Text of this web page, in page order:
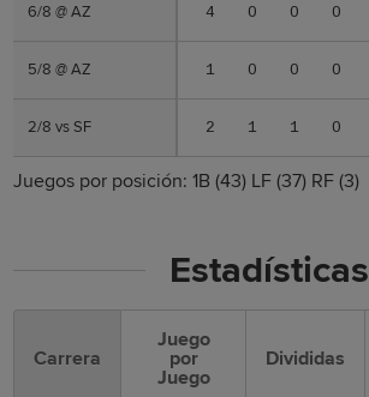
6/8 @ AZ 4 0 0 0
5/8 @ AZ 1 0 0 0
2/8 vs SF 2 1 1 0
6/8 @ AZ
5/8 @ AZ
2/8 vs SF
Juegos por posición: 1B(43) LF(37) RF(3)
Estadísticas
Carrera
Juego
por
Juego
Divididas